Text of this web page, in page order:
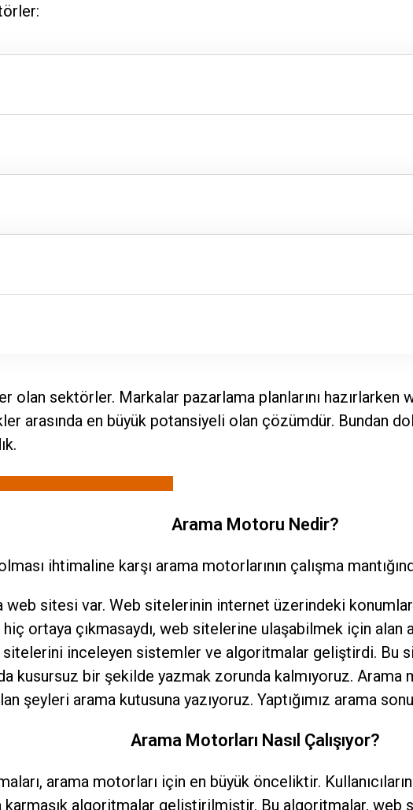
olan sektörler. Markalar pazarlama planlarını hazırlarken
arasında en büyük potansiyeli olan çözümdür. Bundan
Arama Motoru Nedir?
ihtimaline karşı arama motorlarının çalışma
sitesi var. Web sitelerinin internet üzerindeki
ortaya çıkmasaydı, web sitelerine ulaşabilmek için alan
inceleyen sistemler ve algoritmalar geliştirdi. Bu
kusursuz bir şekilde yazmak zorunda kalmıyoruz.
şeyleri arama kutusuna yazıyoruz. Yaptığımız arama
Arama Motorları Nasıl Çalışıyor?
arama motorları için en büyük önceliktir.
algoritmalar geliştirilmiştir. Bu algoritmalar, web